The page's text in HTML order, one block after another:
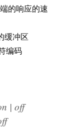
的响应的速
缓冲区
编码
| off